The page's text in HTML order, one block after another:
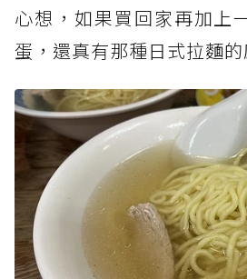
心想，如果買回家再加上
蛋，還真有那種日式拉麵的